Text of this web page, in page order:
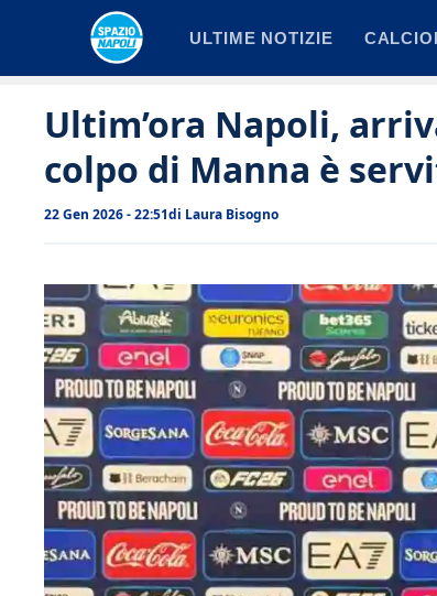
ULTIME NOTIZIE
Ultim’ora Napoli,
colpo di Manna è
22 Gen 2026 - 22:51di Laura Bisogno